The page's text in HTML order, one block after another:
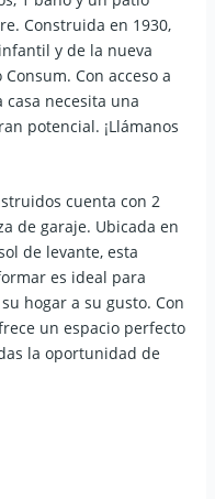
Construida en 1930,
y de la nueva
Con acceso a
casa necesita una
potencial. ¡Llámanos
cuenta con 2
de garaje. Ubicada en
de levante, esta
es ideal para
hogar a su gusto. Con
un espacio perfecto
la oportunidad de